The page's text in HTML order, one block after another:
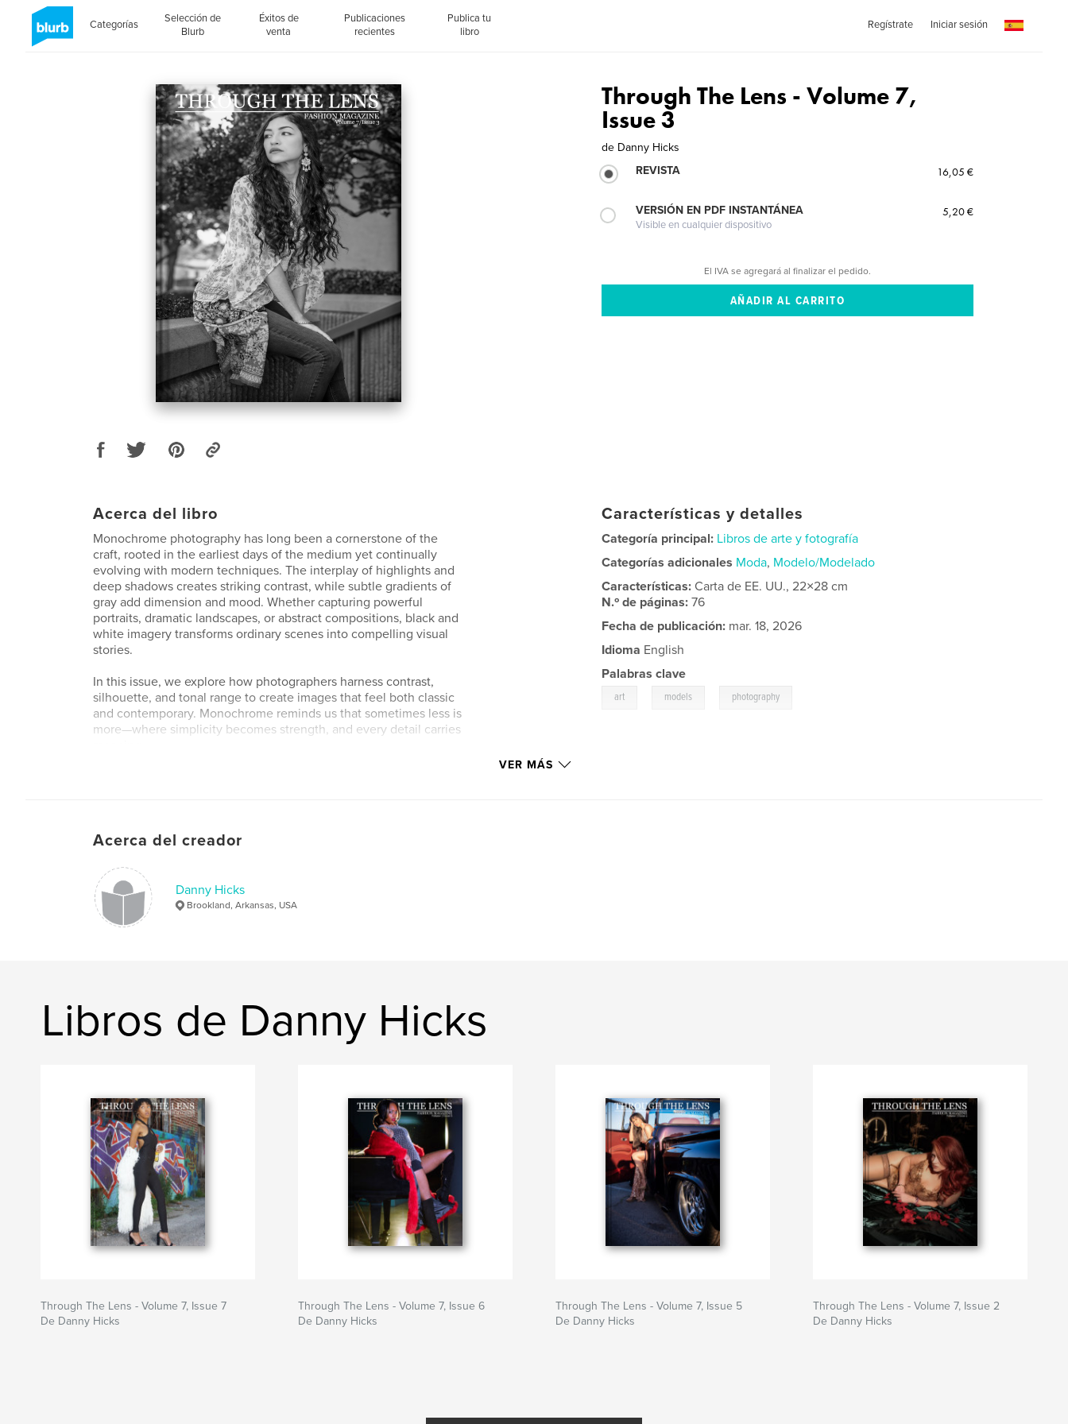
Categorías
Selección de
Blurb
Éxitos de
venta
Publicaciones
recientes
Publica tu
libro
Regístrate Iniciar sesión
Through The Lens - Volume 7,
Issue 3
de Danny Hicks
REVISTA
16,05 €
VERSIÓN EN PDF INSTANTÁNEA
Visible en cualquier dispositivo
5,20 €
El IVA se agregará al finalizar el pedido.
Acerca del libro
Monochrome photography has long been a cornerstone of the
craft, rooted in the earliest days of the medium yet continually
evolving with modern techniques. The interplay of highlights and
deep shadows creates striking contrast, while subtle gradients of
gray add dimension and mood. Whether capturing powerful
portraits, dramatic landscapes, or abstract compositions, black and
white imagery transforms ordinary scenes into compelling visual
stories.
In this issue, we explore how photographers harness contrast,
silhouette, and tonal range to create images that feel both classic
and contemporary. Monochrome reminds us that sometimes less is
more—where simplicity becomes strength, and every detail carries
Características y detalles
Categoría principal: Libros de arte y fotografía
Categorías adicionales Moda, Modelo/Modelado
Características:Carta de EE. UU., 22×28 cm
N.º de páginas:76
Fecha de publicación: mar. 18, 2026
Idioma English
Palabras clave
art models photography
VER MÁS
Acerca del creador
Danny Hicks
Brookland, Arkansas, USA
Libros de Danny Hicks
Through The Lens - Volume 7, Issue 7
De Danny Hicks
Through The Lens - Volume 7, Issue 6
De Danny Hicks
Through The Lens - Volume 7, Issue 5
De Danny Hicks
Through The Lens - Volume 7, Issue 2
De Danny Hicks